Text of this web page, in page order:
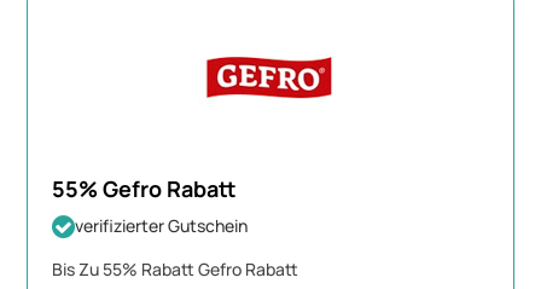
55% Gefro Rabatt
verifizierter Gutschein
Bis Zu 55% Rabatt Gefro Rabatt